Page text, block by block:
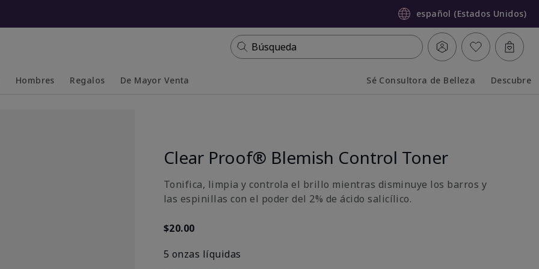
español (Estados Unidos)
Búsqueda
Hombres Regalos De Mayor Venta Sé Consultora de Belleza Descubre
Clear Proof® Blemish Control Toner
Tonifica, limpia y controla el brillo mientras disminuye los barros y
las espinillas con el poder del 2% de ácido salicílico.
$20.00
5 onzas líquidas